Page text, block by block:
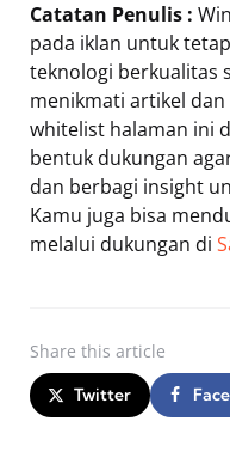
Catatan Penulis :
pada iklan untuk
teknologi berkualitas
menikmati artikel
whitelist halaman ini
bentuk dukungan
dan berbagi insight
Kamu juga bisa
melalui dukungan di
Share this article
Twitter